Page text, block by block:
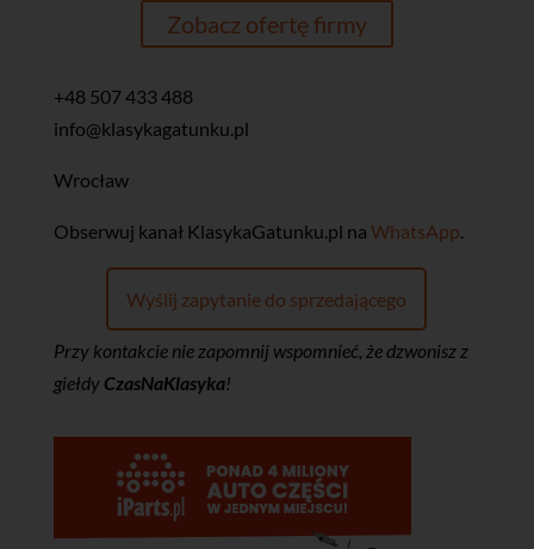
Zobacz ofertę firmy
+48 507 433 488
info@klasykagatunku.pl
Wrocław
‎Obserwuj kanał KlasykaGatunku.pl na WhatsApp
Wyślij zapytanie do sprzedającego
Przy kontakcie nie zapomnij wspomnieć, że dzwonisz z
giełdy CzasNaKlasyka!